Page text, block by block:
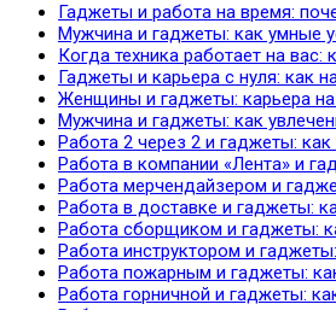
Гаджеты и работа на время:
Мужчина и гаджеты: как умные
Когда техника работает на
Гаджеты и карьера с нуля: как
Женщины и гаджеты: карьера на
Мужчина и гаджеты: как
Работа 2 через 2 и гаджеты:
Работа в компании «Лента» и
Работа мерчендайзером и
Работа в доставке и гаджеты:
Работа сборщиком и гаджеты:
Работа инструктором и
Работа пожарным и гаджеты:
Работа горничной и гаджеты: